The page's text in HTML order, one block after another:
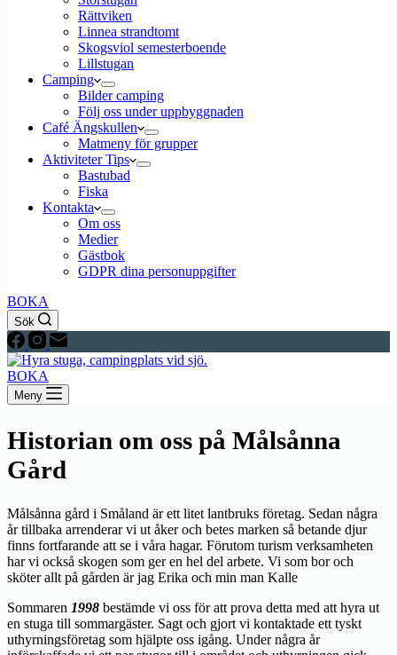
Rättviken
Linnea strandtomt
Skogsviol semesterboende
Lillstugan
Camping
Bilder camping
Följ oss under uppbyggnaden
Café Ängskullen
Matmeny för grupper
Aktiviteter Tips
Bastubad
Fiska
Kontakta
Om oss
Medier
Gästbok
GDPR dina personuppgifter
BOKA
Sök
BOKA
Meny
Historian om oss på Målsånna
Gård
Målsånna gård i Småland är ett litet lantbruks företag. Sedan några
år tillbaka arrenderar vi ut åker och betes marken så betande djur
finns fortfarande att se i våra hagar. Förutom turism verksamheten
har vi också skogen som ger en hel del arbete. Vi som bor och
sköter allt på gården är jag Erika och min man Kalle
Sommaren 1998 bestämde vi oss för att prova detta med att hyra ut
en stuga till sommargäster. Sagt och gjort vi kontaktade ett tyskt
uthyrningsföretag som hjälpte oss igång. Under några år